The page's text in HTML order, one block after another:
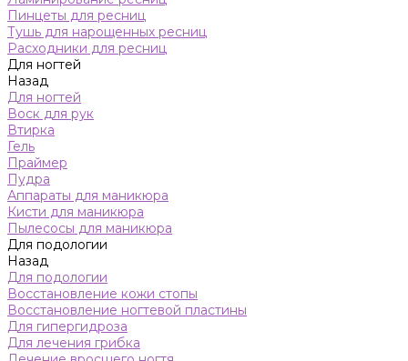
Пинцеты для ресниц
Тушь для нарощенных ресниц
Расходники для ресниц
Для ногтей
Назад
Для ногтей
Воск для рук
Втирка
Гель
Праймер
Пудра
Аппараты для маникюра
Кисти для маникюра
Пылесосы для маникюра
Для подологии
Назад
Для подологии
Восстановление кожи стопы
Восстановление ногтевой пластины
Для гипергидроза
Для лечения грибка